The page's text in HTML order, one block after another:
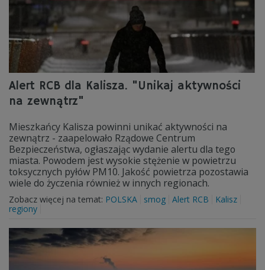
Alert RCB dla Kalisza. "Unikaj aktywności
na zewnątrz"
Mieszkańcy Kalisza powinni unikać aktywności na
zewnątrz - zaapelowało Rządowe Centrum
Bezpieczeństwa, ogłaszając wydanie alertu dla tego
miasta. Powodem jest wysokie stężenie w powietrzu
toksycznych pyłów PM10. Jakość powietrza pozostawia
wiele do życzenia również w innych regionach.
Zobacz więcej na temat: POLSKA smog Alert RCB
Kalisz
regiony